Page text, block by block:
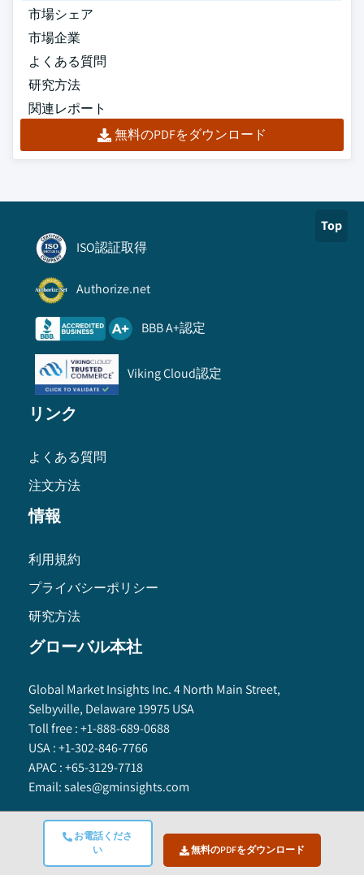
お電話くださ
い
無料のPDFをダウンロード
市場シェア
市場企業
よくある質問
研究方法
関連レポート
無料のPDFをダウンロード
Top
ISO認証取得
Authorize.net
BBB A+認定
Viking Cloud認定
リンク
よくある質問
注文方法
情報
利用規約
プライバシーポリシー
研究方法
グローバル本社
Global Market Insights Inc. 4 North Main Street,
Selbyville, Delaware 19975 USA
Toll free :+1-888-689-0688
USA :+1-302-846-7766
APAC :+65-3129-7718
Email:sales@gminsights.com
Global Market Insights Inc.©2025All Rights Reserved.